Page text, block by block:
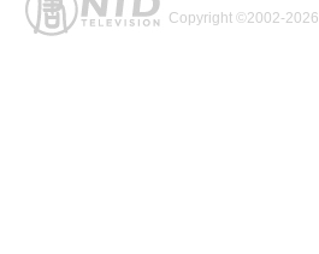
Copyright ©2002-2026